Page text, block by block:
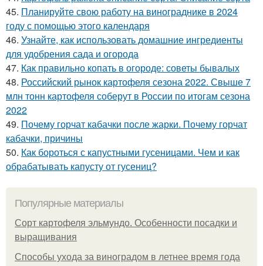
45. Планируйте свою работу на винограднике в 2024
году с помощью этого календаря
46. Узнайте, как использовать домашние ингредиенты
для удобрения сада и огорода
47. Как правильно копать в огороде: советы бывалых
48. Российский рынок картофеля сезона 2022. Свыше 7
млн тонн картофеля соберут в России по итогам сезона
2022
49. Почему горчат кабачки после жарки. Почему горчат
кабачки, причины
50. Как бороться с капустными гусеницами. Чем и как
обрабатывать капусту от гусениц?
Популярные материалы
Сорт картофеля эльмундо. Особенности посадки и
выращивания
Способы ухода за виноградом в летнее время года